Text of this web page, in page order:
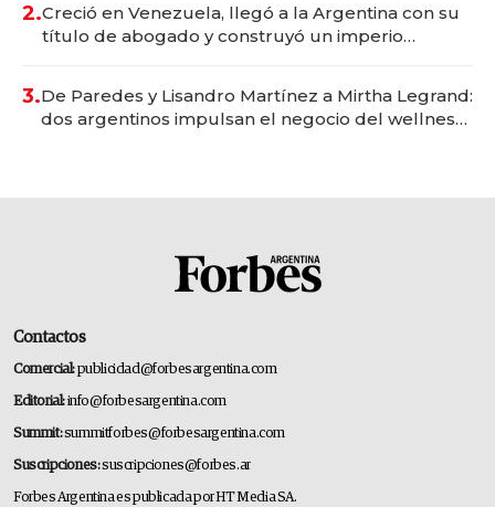
2.Creció en Venezuela, llegó a la Argentina con su
título de abogado y construyó un imperio
3.De Paredes y Lisandro Martínez a Mirtha Legrand:
dos argentinos impulsan el negocio del wellness
Contactos
Comercial:publicidad@forbesargentina.com
Editorial:info@forbesargentina.com
Summit:summitforbes@forbesargentina.com
Suscripciones:suscripciones@forbes.ar
Forbes Argentina es publicada por HT Media SA.